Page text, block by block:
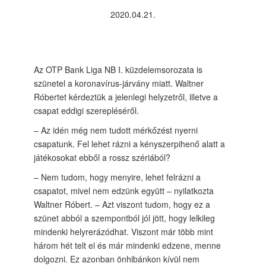
2020.04.21.
Az OTP Bank Liga NB I. küzdelemsorozata is
szünetel a koronavírus-járvány miatt. Waltner
Róbertet kérdeztük a jelenlegi helyzetről, illetve a
csapat eddigi szerepléséről.
– Az idén még nem tudott mérkőzést nyerni
csapatunk. Fel lehet rázni a kényszerpihenő alatt a
játékosokat ebből a rossz szériából?
– Nem tudom, hogy menyire, lehet felrázni a
csapatot, mivel nem edzünk együtt – nyilatkozta
Waltner Róbert. – Azt viszont tudom, hogy ez a
szünet abból a szempontból jól jött, hogy lelkileg
mindenki helyrerázódhat. Viszont már több mint
három hét telt el és már mindenki edzene, menne
dolgozni. Ez azonban önhibánkon kívül nem